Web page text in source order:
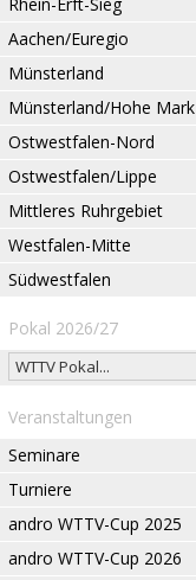
Aachen/Euregio
Münsterland
Münsterland/Hohe Mark
Ostwestfalen-Nord
Ostwestfalen/Lippe
Mittleres Ruhrgebiet
Westfalen-Mitte
Südwestfalen
Pokal 2026/27
Veranstaltungen
Seminare
Turniere
andro WTTV-Cup 2025
andro WTTV-Cup 2026